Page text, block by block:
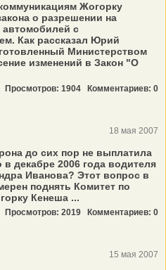
Жогорку
о разрешении на
автомобилей с
Как рассказал Юрий
Министерством
изменений в Закон "О
Просмотров: 1904 Комментариев: 0
18 мая 2007
до сих пор не выплатила
декабре 2006 года водителя
Иванова? Этот вопрос в
поднять Комитет по
Кенеша ...
Просмотров: 2019 Комментариев: 0
15 мая 2007